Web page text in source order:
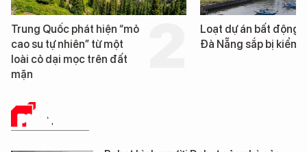
hiện “mỏ
từ một
trên đất
Loạt dự án bất động sản ở
Đà Nẵng sắp bị kiểm tra
PHÂN TÍCH